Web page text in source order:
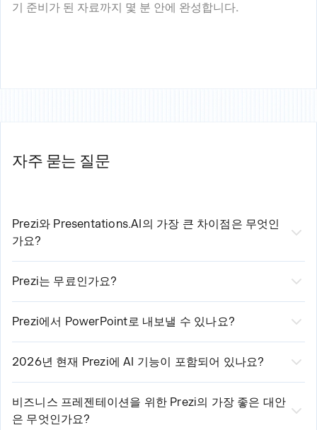
기 준비가 된 자료까지 몇 분 안에 완성합니다.
자주 묻는 질문
Prezi와 Presentations.AI의 가장 큰 차이점은 무엇인
가요?
가장 큰 차이점은 형식입니다. Prezi는 콘텐츠가 하나의 무
한한 캔버스 위에 공간적으로 배치되어 주제 사이를 확대하
며 이동하는 비선형 줌 방식을 사용합니다. 반면
Presentations.AI는 순차적인 발표, 자동 브랜드 동기화,
PowerPoint 내보내기에 최적화된 전통적인 슬라이드 데크
를 제작합니다. Prezi가 시각적 스토리텔링에 중점을 둔다
있습니다.
Prezi는 무료인가요?
네, Prezi는 매월 500개의 AI 크레딧과 제한된 기능을 제공
하는 무료 Basic 플랜을 운영하고 있으며, 공개 프레젠테이
션만 가능합니다. 유료 플랜을 이용하면 무제한 AI 사용,
PowerPoint 가져오기, 브랜드 키트, 분석 도구 등의 기능을
추가로 활용할 수 있습니다. Presentations.AI는 신용카드
등록 없이 5개의 AI 생성 프레젠테이션을 무료로 제공하며,
생성된 자료를 공개로 공유해야 한다는 제한도 없습니다.
Prezi에서 PowerPoint로 내보낼 수 있나요?
네, Prezi는 공유 메뉴를 통해 PPTX 내보내기 기능을 추가
했습니다. 하지만 내보내기를 하면 줌 효과가 정적 슬라이
드로 평면화되고, 동적 애니메이션은 유지되지 않으며, 변
환 과정에서 서식이 어긋나는 경우가 많다는 단점이 있습니
다. Presentations.AI는 레이아웃, 글꼴, 애니메이션, 브랜드
2026년 현재 Prezi에 AI 기능이 포함되어 있나요?
네, Prezi AI는 프롬프트나 PDF, Word 문서와 같은 업로드
된 파일을 기반으로 프레젠테이션을 생성하며, 레이아웃,
색상 구성, 이미지를 제안합니다. AI 사용량은 무료 플랜의
비즈니스 프레젠테이션을 위한 Prezi의 가장 좋은 대안
은 무엇인가요?